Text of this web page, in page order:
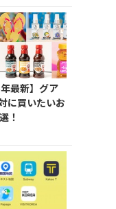
年最新】グア
に買いたいお
！